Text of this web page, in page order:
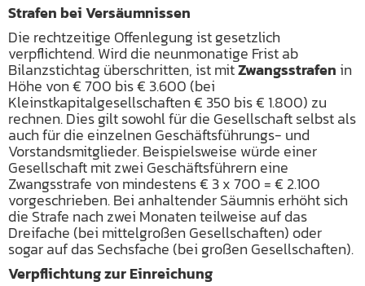
Strafen bei Versäumnissen
Die rechtzeitige Offenlegung ist gesetzlich
verpflichtend. Wird die neunmonatige Frist ab
Bilanzstichtag überschritten, ist mitZwangsstrafen in
Höhe von € 700 bis € 3.600 (bei
Kleinstkapitalgesellschaften € 350 bis € 1.800) zu
rechnen. Dies gilt sowohl für die Gesellschaft selbst als
auch für die einzelnen Geschäftsführungs- und
Vorstandsmitglieder. Beispielsweise würde einer
Gesellschaft mit zwei Geschäftsführern eine
Zwangsstrafe von mindestens € 3 x 700 = € 2.100
vorgeschrieben. Bei anhaltender Säumnis erhöht sich
die Strafe nach zwei Monaten teilweise auf das
Dreifache (bei mittelgroßen Gesellschaften) oder
sogar auf das Sechsfache (bei großen Gesellschaften).
Verpflichtung zur Einreichung